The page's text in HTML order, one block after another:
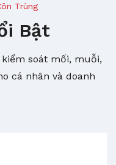
Trùng
Bật
soát mối, muỗi,
cá nhân và doanh